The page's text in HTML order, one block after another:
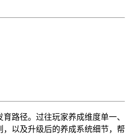
路径。过往玩家养成维度单一、
以及升级后的养成系统细节，帮